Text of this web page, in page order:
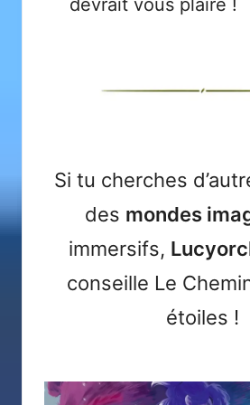
Si tu cherches
des mondes
immersifs,
conseille Le
étoiles !